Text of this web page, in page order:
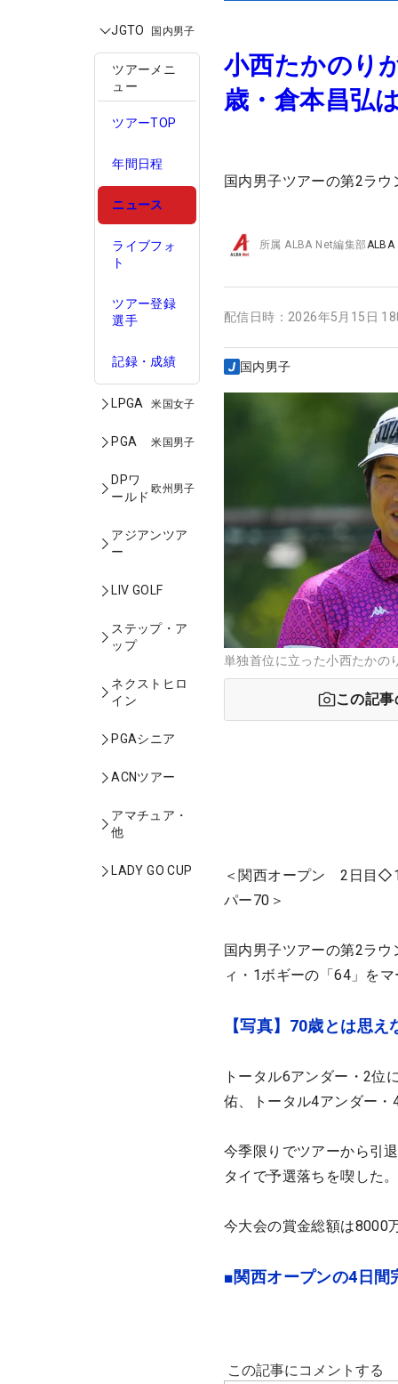
JGTO 国内男子
ツアーメニ
ュー
ツアーTOP
年間日程
ニュース
ライブフォ
ト
ツアー登録
選手
記録・成績
LPGA 米国女子
PGA 米国男子
DPワ
ールド
欧州男子
アジアンツア
ー
LIV GOLF
ステップ・ア
ップ
ネクストヒロ
イン
PGAシニア
ACNツアー
アマチュア・
他
LADY GO CUP
小西たかのり
歳・倉本昌弘
国内男子ツアーの第2ラ
所属ALBA Net編集部ALBA
配信日時： 2026年5月15日
国内男子
単独首位に立った小西たかの
この記
＜関西オープン 2日目
パー70＞
国内男子ツアーの第2ラ
ィ・1ボギーの「64」を
【写真】70歳とは思
トータル6アンダー・2位
佑、トータル4アンダー
今季限りでツアーから引
タイで予選落ちを喫した。
今大会の賞金総額は8000
■関西オープンの4日間